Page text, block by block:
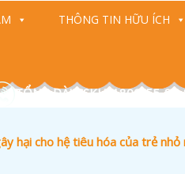
THÔNG TIN HỮU ÍCH
TỔNG ĐÀI CSKH: 1800-55-
hại cho hệ tiêu hóa của trẻ